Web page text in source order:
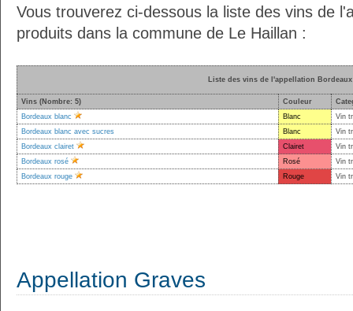
Vous trouverez ci-dessous la liste des vins de
produits dans la commune de Le Haillan :
Liste des vins de l'appellation Bordeaux
Vins (Nombre: 5) Couleur
Bordeaux blanc
Blanc
Vin
Bordeaux blanc avec sucres
Blanc
Vin
Bordeaux clairet
Clairet
Vin
Bordeaux rosé
Rosé
Vin
Bordeaux rouge
Rouge Vin
Appellation Graves